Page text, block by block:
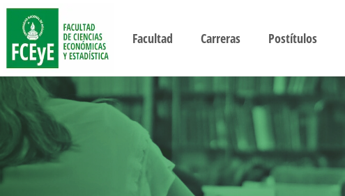
Facultad Carreras Postítulos